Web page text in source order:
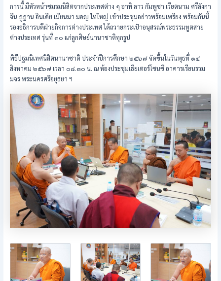
การนี้ มีหัวหน้าชมรมนิสิตจากประเทศต่าง ๆ อาทิ ลาว กัมพูชา เวียตนาม ศรีลังกา
จีน ภูฏาน อินเดีย เมียนมา มอญ ไทใหญ่ เข้าประชุมอย่าวพร้อมเพรียง พร้อมกันนี้
รองอธิการบดีฝ่ายกิจการต่างประเทศ ได้ถวายกระเป๋าอนุสรณ์พระธรรมทูตสาย
ต่างประเทศ รุ่นที่ ๓๐ แก่ลูกศิษย์นานาชาติทุกรูป
พิธีปฐมนิเทศนิสิตนานาชาติ ประจำปีการศึกษา ๒๕๖๗ จัดขึ้นในวันพุธที่ ๑๔
สิงหาคม ๒๕๖๗ เวลา ๐๘.๓๐ น. ณ ห้องประชุมเธียเตอร์โซนซี อาคารเรียนรวม
มจร พระนครศรีอยุธยา ฯ